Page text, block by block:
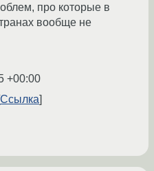
про которые в
вообще не
+00:00
Ссылка